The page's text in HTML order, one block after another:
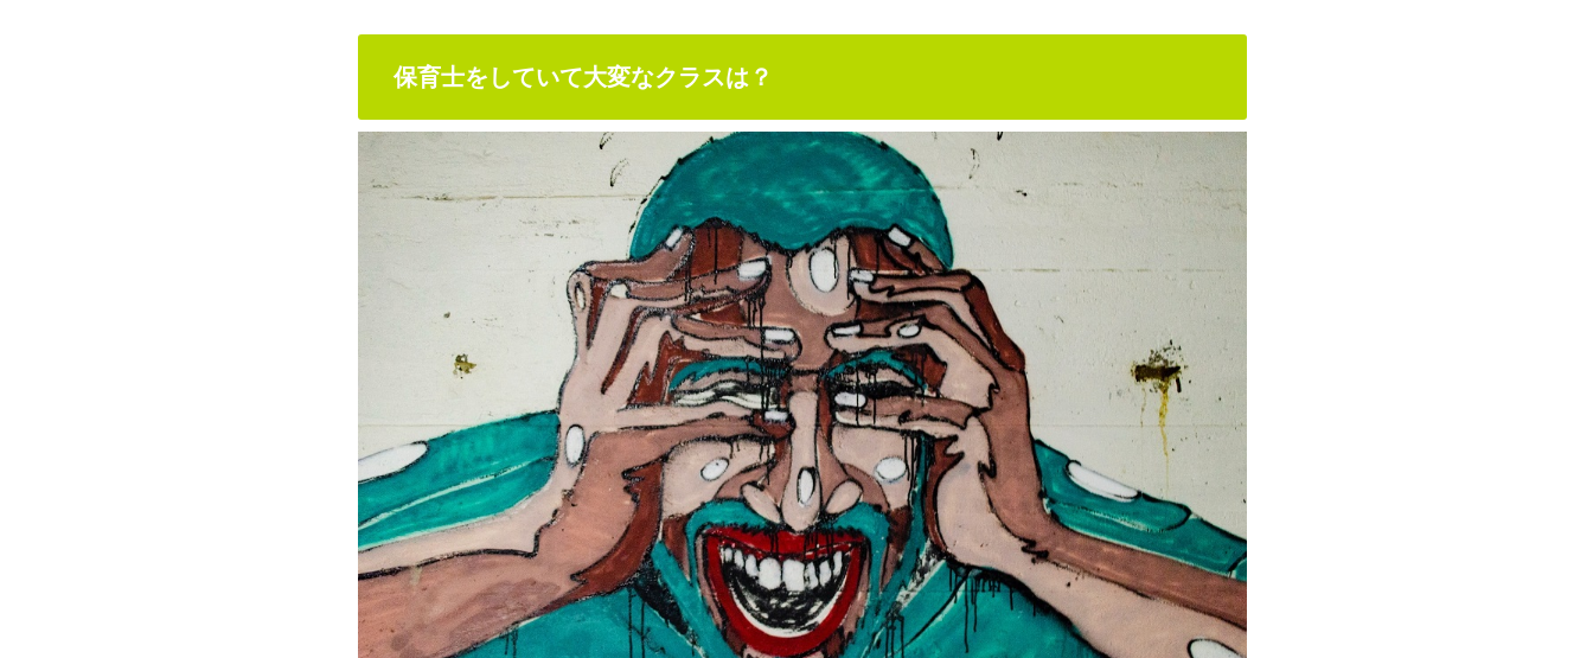
保育士をしていて大変なクラスは？